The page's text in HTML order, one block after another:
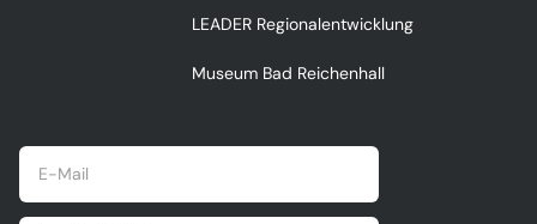
LEADER Regionalentwicklung
Museum Bad Reichenhall